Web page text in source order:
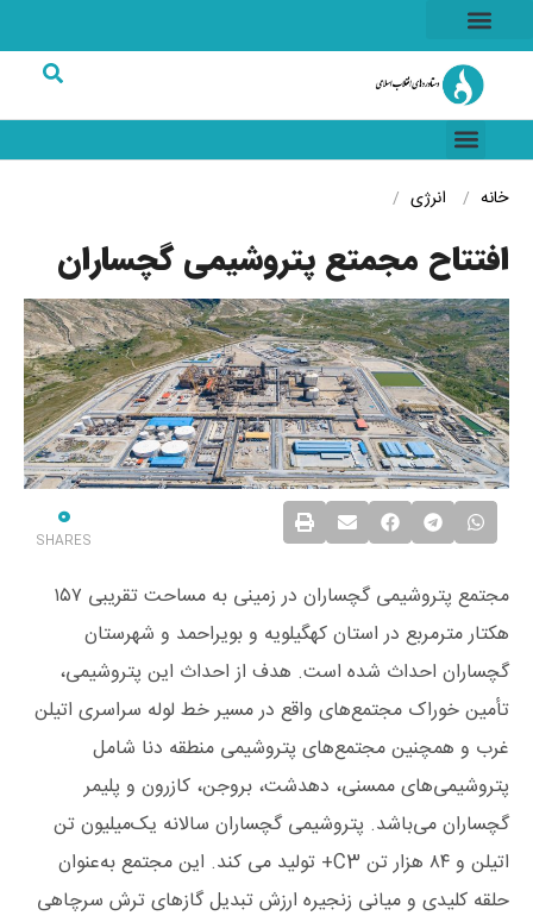
خانه انرژی
افتتاح مجمتع پتروشیمی گچساران
0
SHARES
مجتمع پتروشیمی گچساران در زمینی به مساحت تقریبی ۱۵۷
هکتار مترمربع در استان کهگیلویه و بویراحمد و شهرستان
گچساران احداث شده است. هدف از احداث این پتروشیمی،
تأمین خوراک مجتمع‌های واقع در مسیر خط لوله سراسری اتیلن
غرب و همچنین مجتمع‌های پتروشیمی منطقه دنا شامل
پتروشیمی‌های ممسنی، دهدشت، بروجن، کازرون و پلیمر
گچساران می‌باشد. پتروشیمی گچساران سالانه یک‌میلیون تن
اتیلن و ۸۴ هزار تن C3+ تولید می کند. این مجتمع به‌عنوان
حلقه کلیدی و میانی زنجیره ارزش تبدیل گازهای ترش سرچاهی